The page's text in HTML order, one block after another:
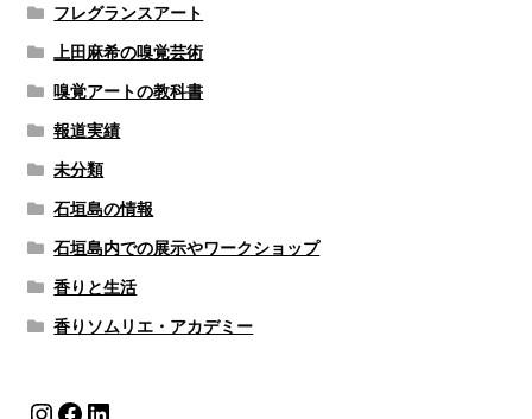
フレグランスアート
上田麻希の嗅覚芸術
嗅覚アートの教科書
報道実績
未分類
石垣島の情報
石垣島内での展示やワークショップ
香りと生活
香りソムリエ・アカデミー
Instagram
Facebook
LinkedIn